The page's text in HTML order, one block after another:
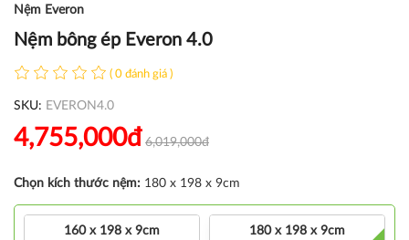
Nệm Everon
Nệm bông ép Everon 4.0
( 0 đánh giá )
SKU: EVERON4.0
4,755,000đ 6,019,000đ
Chọn kích thước nệm: 180 x 198 x 9cm
160 x 198 x 9cm 180 x 198 x 9cm